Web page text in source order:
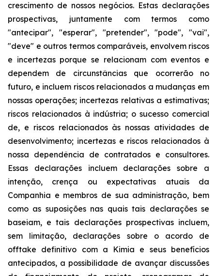
crescimento de nossos negócios. Estas declarações
prospectivas, juntamente com termos como
"antecipar", "esperar", "pretender", "pode", "vai",
"deve" e outros termos comparáveis, envolvem riscos
e incertezas porque se relacionam com eventos e
dependem de circunstâncias que ocorrerão no
futuro, e incluem riscos relacionados a mudanças em
nossas operações; incertezas relativas a estimativas;
riscos relacionados à indústria; o sucesso comercial
de, e riscos relacionados às nossas atividades de
desenvolvimento; incertezas e riscos relacionados à
nossa dependência de contratados e consultores.
Essas declarações incluem declarações sobre a
intenção, crença ou expectativas atuais da
Companhia e membros de sua administração, bem
como as suposições nas quais tais declarações se
baseiam, e tais declarações prospectivas incluem,
sem limitação, declarações sobre o acordo de
offtake definitivo com a Kimia e seus benefícios
antecipados, a possibilidade de avançar discussões